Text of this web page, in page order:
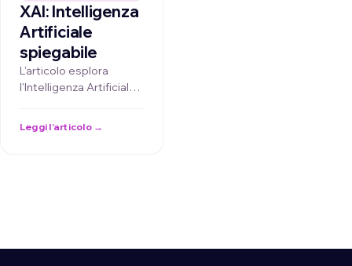
XAI: Intelligenza
Artificiale
spiegabile
L'articolo esplora
l'Intelligenza Artificiale
questa tecnologia
Leggi l’articolo →